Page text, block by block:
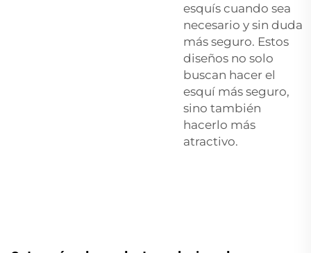
esquís cuando sea
necesario y sin duda
más seguro. Estos
diseños no solo
buscan hacer el
esquí más seguro,
sino también
hacerlo más
atractivo.